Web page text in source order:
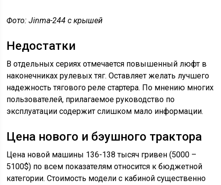
Фото: Jinma-244 с крышей
Недостатки
В отдельных сериях отмечается повышенный люфт в
наконечниках рулевых тяг. Оставляет желать лучшего
надежность тягового реле стартера. По мнению многих
пользователей, прилагаемое руководство по
эксплуатации содержит слишком мало информации.
Цена нового и бэушного трактора
Цена новой машины 136-138 тысяч гривен (5000 –
5100$) по всем показателям относится к бюджетной
категории. Стоимость модели с кабиной существенно